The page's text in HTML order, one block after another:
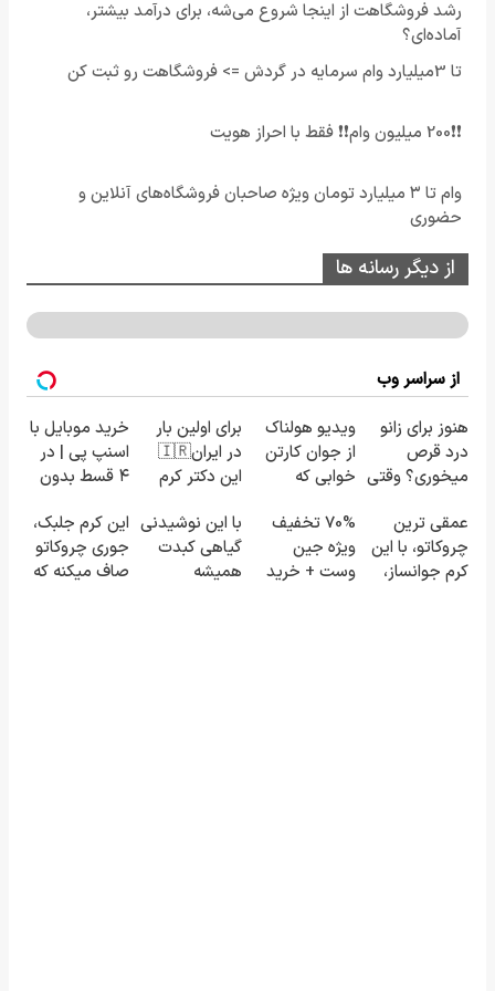
رشد فروشگاهت از اینجا شروع می‌شه، برای درآمد بیشتر،
آماده‌ای؟
تا 3میلیارد وام سرمایه در گردش => فروشگاهت رو ثبت کن
❗❗200 میلیون وام❗❗ فقط با احراز هویت
وام تا ۳ میلیارد تومان ویژه صاحبان فروشگاه‌های آنلاین و
حضوری
از دیگر رسانه ها
از سراسر وب
هنوز برای زانو
درد قرص
میخوری؟ وقتی
عمل درمانش
کرد؟؟؟؟
ویدیو هولناک
از جوان کارتن
خوابی که
آموزش رایگان
برای اولین بار
در ایران🇮🇷
این دکتر کرم
23 روزه
ساخت!
خرید موبایل با
اسنپ پی | در
۴ قسط بدون
عمقی ترین
چروکاتو، با این
کرم جوانساز،
70% تخفیف
ویژه جین
وست + خرید
با این نوشیدنی
گیاهی کبدت
همیشه
این کرم جلبک،
جوری چروکاتو
صاف میکنه که